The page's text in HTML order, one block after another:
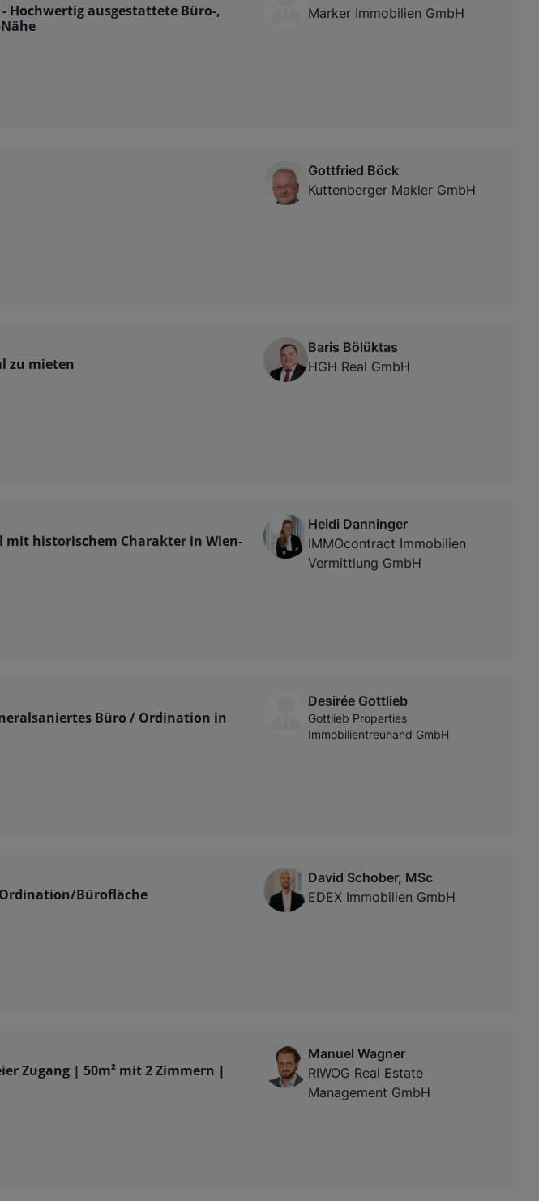
Hochwertig ausgestattete Büro-,
Marker Immobilien GmbH
Gottfried Böck
Kuttenberger Makler GmbH
zu mieten
Baris Bölüktas
HGH Real GmbH
historischem Charakter in Wien-
Heidi Danninger
IMMOcontract Immobilien
Vermittlung GmbH
Büro / Ordination in
Desirée Gottlieb
Gottlieb Properties
Immobilientreuhand GmbH
Bürofläche
David Schober, MSc
EDEX Immobilien GmbH
Zugang | 50m² mit 2 Zimmern |
Manuel Wagner
RIWOG Real Estate
Management GmbH